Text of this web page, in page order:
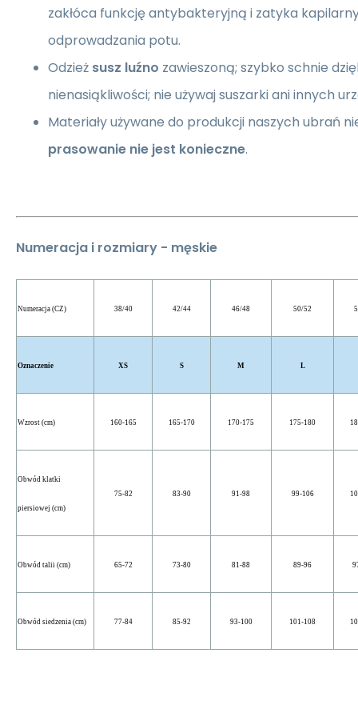
zakłóca funkcję antybakteryjną i zatyka
odprowadzania potu.
Odzież susz luźno zawieszoną; szybko schnie
nienasiąkliwości; nie używaj suszarki ani innych
Materiały używane do produkcji naszych ubrań
prasowanie nie jest konieczne.
Numeracja i rozmiary - męskie
Numeracja (CZ) 38/40 42/44 46/48 50/52
Oznaczenie XS S M L
Wzrost (cm) 160-165 165-170 170-175 175-180
Obwód klatki
piersiowej (cm)
75-82 83-90 91-98 99-106
Obwód talii (cm) 65-72 73-80 81-88 89-96
Obwód siedzenia (cm) 77-84 85-92 93-100 101-108